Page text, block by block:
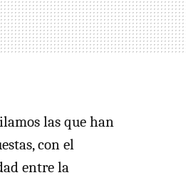
las que han
con el
entre la